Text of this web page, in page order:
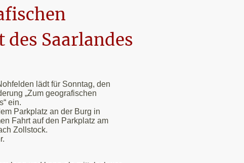
Saarlandes
lädt für Sonntag, den
„Zum geografischen
ein.
Parkplatz an der Burg in
Fahrt auf den Parkplatz am
Zollstock.